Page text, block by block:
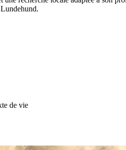
de vie